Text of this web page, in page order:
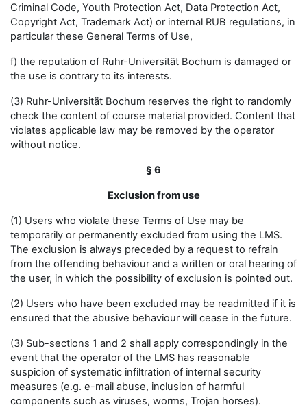
Criminal Code, Youth Protection Act, Data Protection Act,
Copyright Act, Trademark Act) or internal RUB regulations, in
particular these General Terms of Use,
f) the reputation of Ruhr-Universität Bochum is damaged or
the use is contrary to its interests.
(3) Ruhr-Universität Bochum reserves the right to randomly
check the content of course material provided. Content that
violates applicable law may be removed by the operator
without notice.
§ 6
Exclusion from use
(1) Users who violate these Terms of Use may be
temporarily or permanently excluded from using the LMS.
The exclusion is always preceded by a request to refrain
from the offending behaviour and a written or oral hearing of
the user, in which the possibility of exclusion is pointed out.
(2) Users who have been excluded may be readmitted if it is
ensured that the abusive behaviour will cease in the future.
(3) Sub-sections 1 and 2 shall apply correspondingly in the
event that the operator of the LMS has reasonable
suspicion of systematic infiltration of internal security
measures (e.g. e-mail abuse, inclusion of harmful
components such as viruses, worms, Trojan horses).